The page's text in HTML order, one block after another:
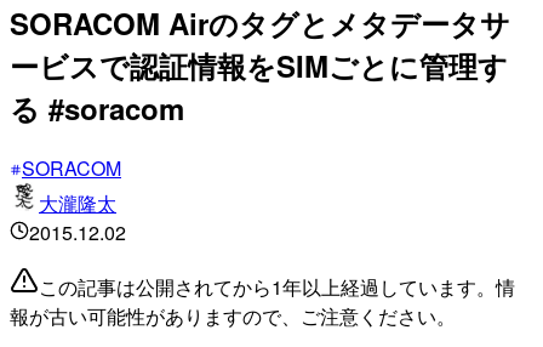
SORACOM Airのタグとメタデータサ
ービスで認証情報をSIMごとに管理す
る #soracom
SORACOM
大瀧隆太
2015.12.02
この記事は公開されてから1年以上経過しています。情
報が古い可能性がありますので、ご注意ください。